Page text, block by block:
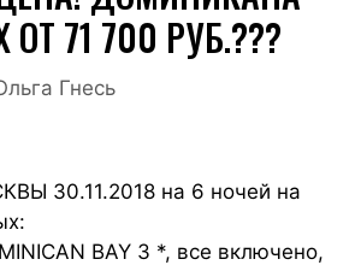
71 700 РУБ.???
Гнесь
30.11.2018 на 6 ночей на
BAY 3 *, все включено,